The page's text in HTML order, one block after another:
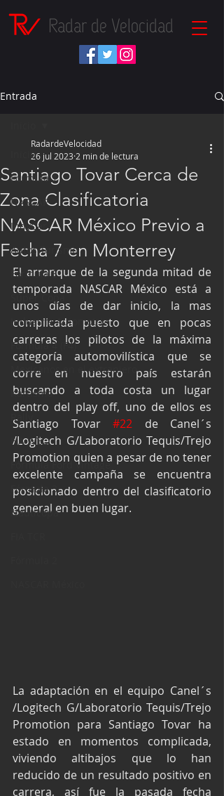
Radar de Velocidad
Entrada
Inicio
Fórmula 1
NASCAR
IndyCar
Autos Turismo
Fórmula E
Súper Copa
Industria Automotriz
Fórmula 4 (F4)
Mexicanos en el extranjero
Kartismo
Rally
FIA WEC
Fórmula Ford Vintage
Fórmula 3
Nauticopa
Santiago Tovar Cerca de
Zona Clasificatoria
NASCAR México Previo a
Fecha 7 en Monterrey
RadardeVelocidad
26 jul 2023 2 min de lectura
El arranque de la segunda mitad de
temporada NASCAR México está a
unos días de dar inicio, la mas
complicada puesto que en pocas
carreras los pilotos de la máxima
categoría automovilística que se
corre en nuestro país estarán
buscando a toda costa un lugar
dentro del play off, uno de ellos es
Santiago Tovar #22 de Canel´s
/Logitech G/Laboratorio Tequis/Trejo
Promotion quien a pesar de no tener
excelente campaña se encuentra
posicionado dentro del clasificatorio
general en buen lugar.
La adaptación en el equipo Canel´s
/Logitech G/Laboratorio Tequis/Trejo
Promotion para Santiago Tovar ha
estado en momentos complicada,
viviendo altibajos que lo han
reducido de un resultado positivo en
carrera, así fue la pasada fecha